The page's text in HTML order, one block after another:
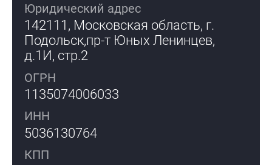
Юридический адрес
142111, Московская область, г.
Подольск,пр-т Юных Ленинцев,
д.1И, стр.2
ОГРН
1135074006033
ИНН
5036130764
КПП